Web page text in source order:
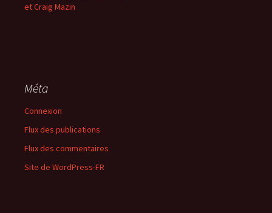
et Craig Mazin
Méta
Connexion
Flux des publications
Flux des commentaires
Site de WordPress-FR